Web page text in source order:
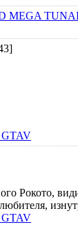
MEGA
GTAV
Рокото,
GTAV